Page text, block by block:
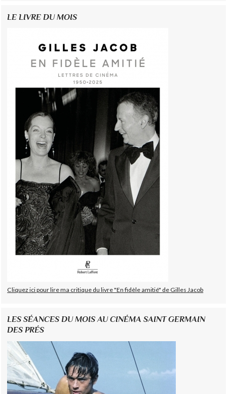
LE LIVRE DU MOIS
Cliquez ici pour lire ma critique du livre "En fidèle amitié" de Gilles Jacob
LES SÉANCES DU MOIS AU CINÉMA SAINT GERMAIN
DES PRÉS